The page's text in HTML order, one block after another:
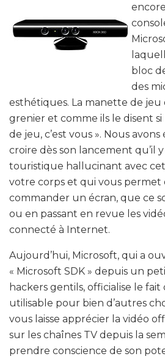
bloc
des
esthétiques. La manette de jeu
grenier et comme ils le disent
de jeu, c’est vous ». Nous
croire dès son lancement qu’il
touristique hallucinant avec
votre corps et qui vous permet
commander un écran, que ce
ou en passant en revue les
connecté à Internet.
Aujourd’hui, Microsoft, qui a
« Microsoft SDK » depuis un
hackers gentils, officialise le
utilisable pour bien d’autres
vous laisse apprécier la vidéo
sur les chaînes TV depuis la
prendre conscience de son